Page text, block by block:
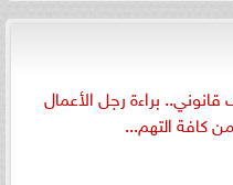
قانوني.. براءة رجل الأعمال
كافة التهم...